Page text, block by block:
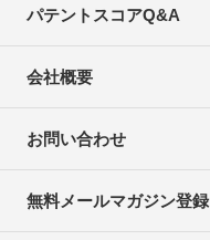
パテントスコアQ&A
会社概要
お問い合わせ
無料メールマガジン登録